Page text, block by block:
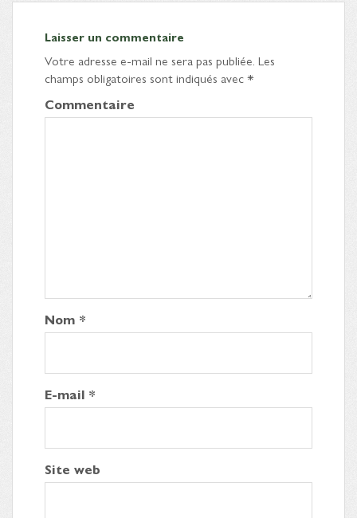
Laisser un commentaire
Votre adresse e-mail ne sera pas publiée. Les
champs obligatoires sont indiqués avec*
Commentaire
Nom *
E-mail *
Site web